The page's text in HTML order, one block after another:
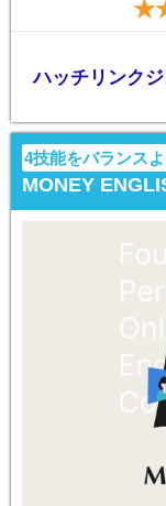
ハッチリンク
4技能をバランス
MONEY